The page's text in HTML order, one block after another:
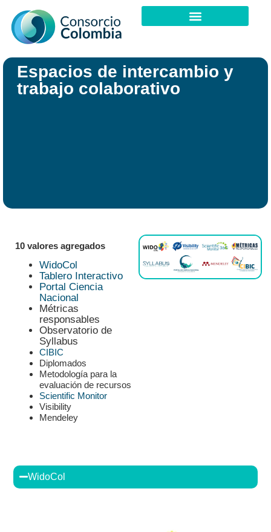
Espacios de intercambio y
trabajo colaborativo
10 valores agregados
WidoCol
Tablero Interactivo
Portal Ciencia
Nacional
Métricas
responsables
Observatorio de
Syllabus
CIBIC
Diplomados
Metodología para la
evaluación de recursos
Scientific Monitor
Visibility
Mendeley
WidoCol